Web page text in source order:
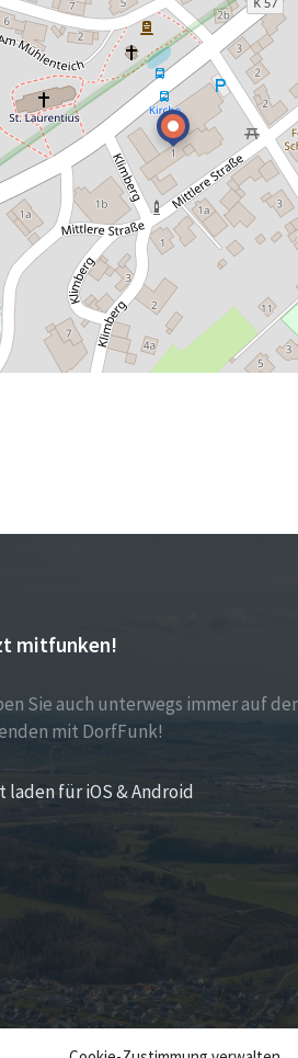
mitfunken!
Sie auch unterwegs immer auf
mit DorfFunk!
laden für iOS & Android